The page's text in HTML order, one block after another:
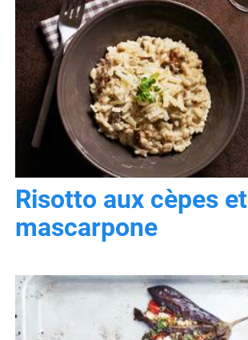
Risotto aux cèpes et
mascarpone